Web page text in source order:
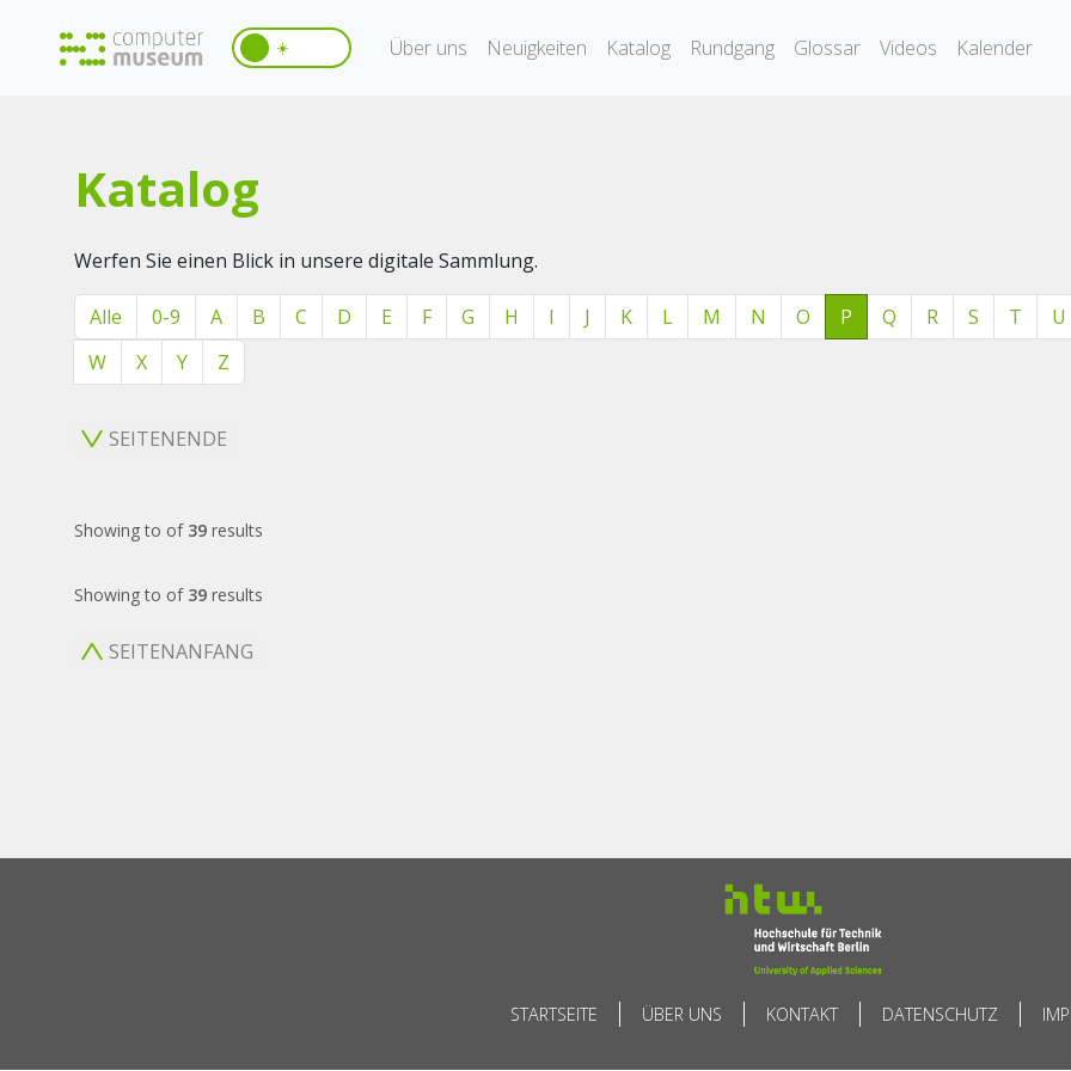
☀️ Über uns Neuigkeiten Katalog Rundgang Glossar Videos Kalender
Katalog
Werfen Sie einen Blick in unsere digitale Sammlung.
Alle 0-9 A B C D E F G H I J K L M N O P Q R S T U
W
X Y Z
SEITENENDE
Showingto of 39 results
Showingto of 39 results
SEITENANFANG
STARTSEITE ÜBER UNS KONTAKT DATENSCHUTZ